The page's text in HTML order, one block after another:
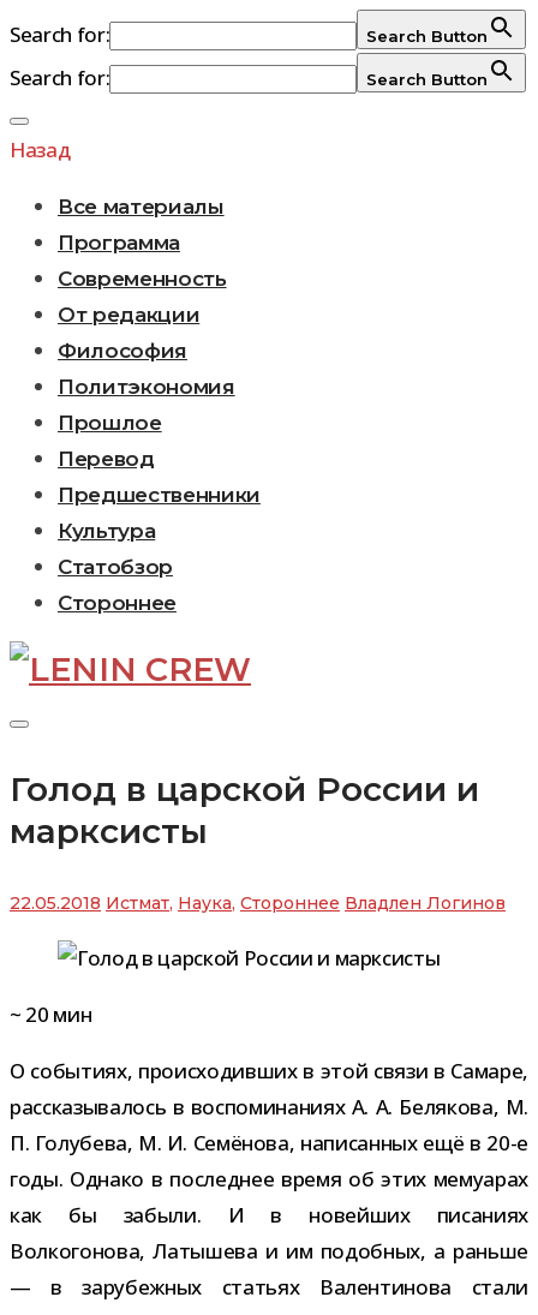
Search for: Search Button
Search for: Search Button
Перейти
к
Назад
Все материалы
Программа
Современность
От редакции
Философия
Политэкономия
Прошлое
Перевод
Предшественники
Культура
Статобзор
Стороннее
Голод в царской России и
марксисты
22.05.2018 Истмат, Наука, Стороннее Владлен Логинов
~ 20 мин
О собы­тиях, про­ис­хо­див­ших в этой связи в Самаре,
рас­ска­зы­ва­лось в вос­по­ми­на­ниях А. А. Белякова, М.
П. Голубева, М. И. Семёнова, напи­сан­ных ещё в 20-​е
годы. Однако в послед­нее время об этих мему­а­рах
как бы забыли. И в новей­ших писа­ниях
Волкогонова, Латышева и им подоб­ных, а раньше
— в зару­беж­ных ста­тьях Валентинова стали